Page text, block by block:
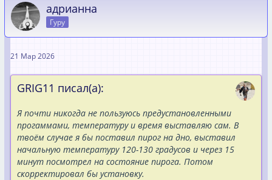
адрианна
Гуру
21 Мар 2026
GRIG11 писал(а):
Я почти никогда не пользуюсь предустановленными
прогаммами, температуру и время выставляю сам. В
твоём случае я бы поставил пирог на дно, выставил
начальную температуру 120-130 градусов и через 15
минут посмотрел на состояние пирога. Потом
скорректировал бы установку.